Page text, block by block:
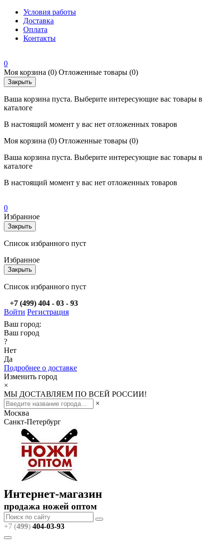
Условия работы
Доставка
Оплата
Контакты
0
Моя корзина (0) Отложенные товары (0)
Закрыть
Ваша корзина пуста. Выберите интересующие вас товары в
каталоге
В настоящий момент у вас нет отложенных товаров
Моя корзина (0) Отложенные товары (0)
Ваша корзина пуста. Выберите интересующие вас товары в
каталоге
В настоящий момент у вас нет отложенных товаров
0
Избранное
Закрыть
Список избранного пуст
Избранное
Закрыть
Список избранного пуст
+7 (499) 404 - 03 - 93
Войти Регистрация
Ваш город:
Ваш город
?
Нет
Да
Подробнее о доставке
Изменить город
×
МЫ ДОСТАВЛЯЕМ ПО ВСЕЙ РОССИИ!
×
Москва
Санкт-Петербург
Интернет-магазин
продажа ножей оптом
+7 (499) 404-03-93